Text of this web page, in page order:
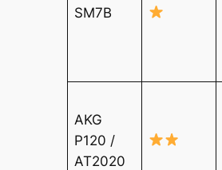
SM7B
AKG
P120 /
AT2020